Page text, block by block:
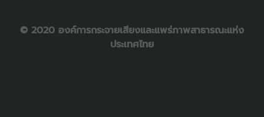
© 2020 องค์การกระจายเสียงและแพร่ภาพสาธารณะแห่ง
ประเทศไทย